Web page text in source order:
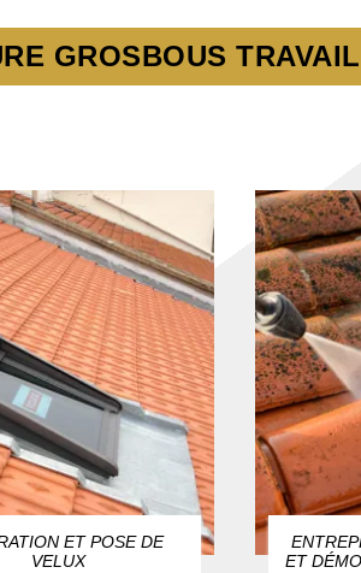
GROSBOUS
ET POSE DE
VELUX
ET